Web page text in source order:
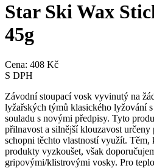
Star Ski Wax
45g
Cena: 408 Kč
S DPH
Závodní stoupací vosk vyvinutý na
lyžařských týmů klasického lyžování
souladu s novými předpisy. Tyto
přilnavost a silnější klouzavost
schopni těchto vlastností využít.
produkty vyzkoušet, však
gripovými/klistrovými vosky. Pro